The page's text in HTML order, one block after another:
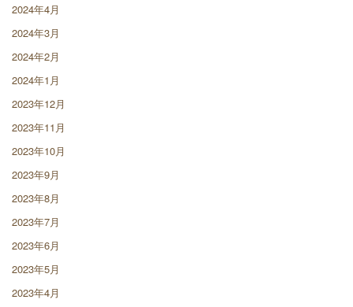
2024年4月
2024年3月
2024年2月
2024年1月
2023年12月
2023年11月
2023年10月
2023年9月
2023年8月
2023年7月
2023年6月
2023年5月
2023年4月